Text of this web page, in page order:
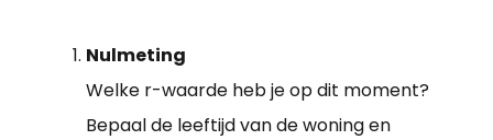
Nulmeting
Welke r-waarde heb je op dit moment?
Bepaal de leeftijd van de woning en